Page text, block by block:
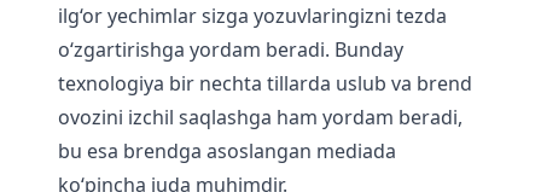
ilg‘or yechimlar sizga yozuvlaringizni tezda
o‘zgartirishga yordam beradi. Bunday
texnologiya bir nechta tillarda uslub va brend
ovozini izchil saqlashga ham yordam beradi,
bu esa brendga asoslangan mediada
ko‘pincha juda muhimdir.